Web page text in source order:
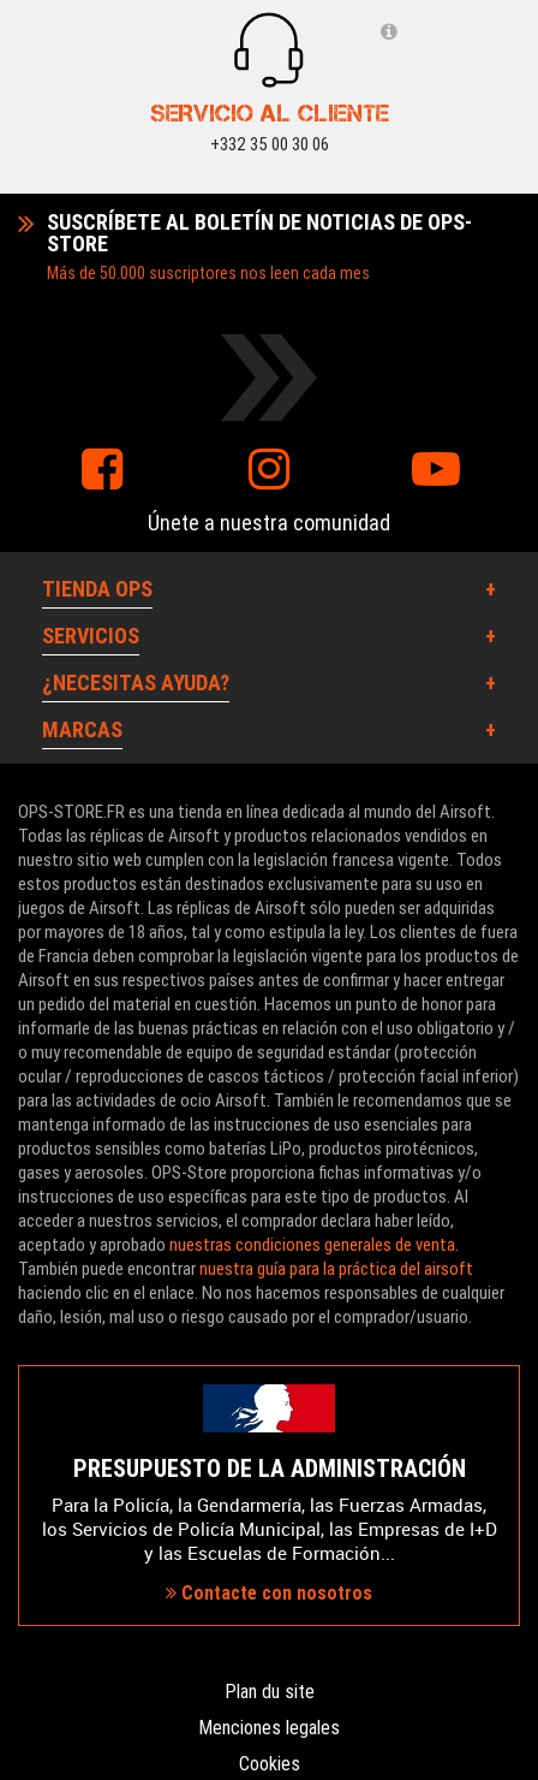
SERVICIO AL CLIENTE
+332 35 00 30 06
SUSCRÍBETE AL BOLETÍN DE NOTICIAS DE OPS-
STORE
Más de 50.000 suscriptores nos leen cada mes
Únete a nuestra comunidad
TIENDA OPS
SERVICIOS
¿NECESITAS AYUDA?
MARCAS
OPS-STORE.FR es una tienda en línea dedicada al mundo del Airsoft.
Todas las réplicas de Airsoft y productos relacionados vendidos en
nuestro sitio web cumplen con la legislación francesa vigente. Todos
estos productos están destinados exclusivamente para su uso en
juegos de Airsoft. Las réplicas de Airsoft sólo pueden ser adquiridas
por mayores de 18 años, tal y como estipula la ley. Los clientes de fuera
de Francia deben comprobar la legislación vigente para los productos de
Airsoft en sus respectivos países antes de confirmar y hacer entregar
un pedido del material en cuestión. Hacemos un punto de honor para
informarle de las buenas prácticas en relación con el uso obligatorio y /
o muy recomendable de equipo de seguridad estándar (protección
ocular / reproducciones de cascos tácticos / protección facial inferior)
para las actividades de ocio Airsoft. También le recomendamos que se
mantenga informado de las instrucciones de uso esenciales para
productos sensibles como baterías LiPo, productos pirotécnicos,
gases y aerosoles. OPS-Store proporciona fichas informativas y/o
instrucciones de uso específicas para este tipo de productos. Al
acceder a nuestros servicios, el comprador declara haber leído,
aceptado y aprobado nuestras condiciones generales de venta.
También puede encontrarnuestra guía para la práctica del airsoft
haciendo clic en el enlace. No nos hacemos responsables de cualquier
daño, lesión, mal uso o riesgo causado por el comprador/usuario.
PRESUPUESTO DE LA ADMINISTRACIÓN
Para la Policía, la Gendarmería, las Fuerzas Armadas,
los Servicios de Policía Municipal, las Empresas de I+D
y las Escuelas de Formación...
Contacte con nosotros
Plan du site
Menciones legales
Cookies